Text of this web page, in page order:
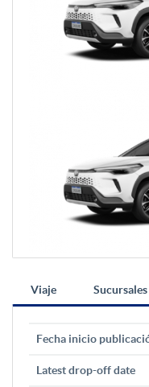
Viaje Sucursales
Fecha inicio
Latest drop-off date